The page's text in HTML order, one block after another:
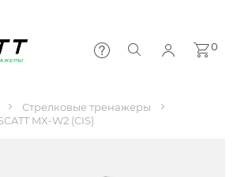
0
Стрелковые тренажеры
MX-W2 (CIS)